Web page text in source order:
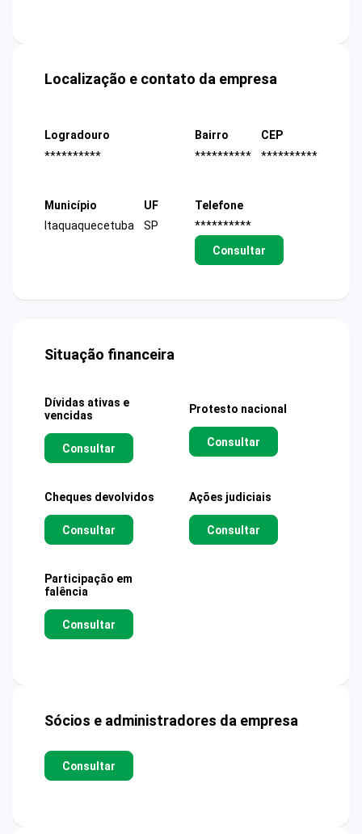
Localização e contato da empresa
Logradouro
**********
Bairro
**********
CEP
**********
Município
Itaquaquecetuba
UF
SP
Telefone
**********
Consultar
Situação financeira
Dívidas ativas e
vencidas
Consultar
Protesto nacional
Consultar
Cheques devolvidos
Consultar
Ações judiciais
Consultar
Participação em
falência
Consultar
Sócios e administradores da empresa
Consultar